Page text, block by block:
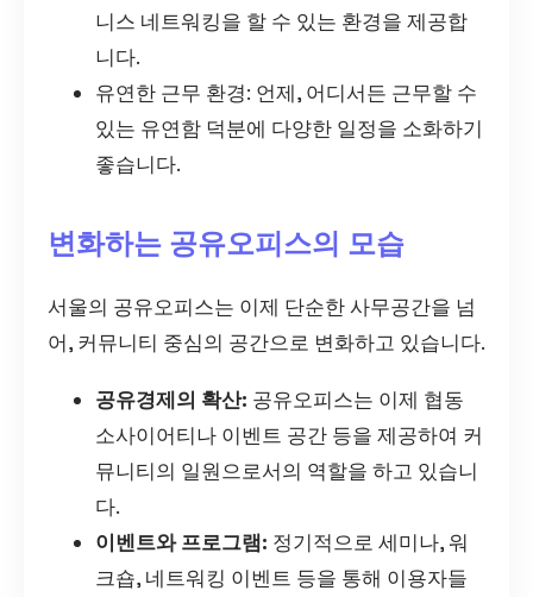
니스 네트워킹을 할 수 있는 환경을 제공합
니다.
유연한 근무 환경: 언제, 어디서든 근무할 수
있는 유연함 덕분에 다양한 일정을 소화하기
좋습니다.
변화하는 공유오피스의 모습
서울의 공유오피스는 이제 단순한 사무공간을 넘
어, 커뮤니티 중심의 공간으로 변화하고 있습니다.
공유경제의 확산: 공유오피스는 이제 협동
소사이어티나 이벤트 공간 등을 제공하여 커
뮤니티의 일원으로서의 역할을 하고 있습니
다.
이벤트와 프로그램: 정기적으로 세미나, 워
크숍, 네트워킹 이벤트 등을 통해 이용자들